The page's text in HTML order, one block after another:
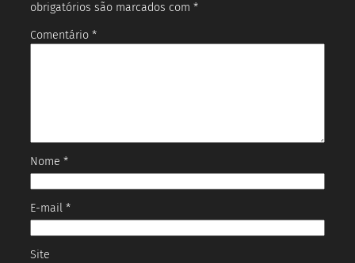
obrigatórios são marcados com *
Comentário *
Nome *
E-mail *
Site